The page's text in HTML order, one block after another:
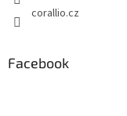
corallio.cz
Facebook